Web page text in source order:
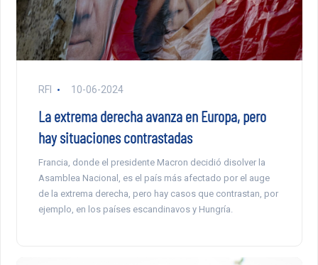
RFI 10-06-2024
La extrema derecha avanza en Europa, pero
hay situaciones contrastadas
Francia, donde el presidente Macron decidió disolver la
Asamblea Nacional, es el país más afectado por el auge
de la extrema derecha, pero hay casos que contrastan, por
ejemplo, en los países escandinavos y Hungría.